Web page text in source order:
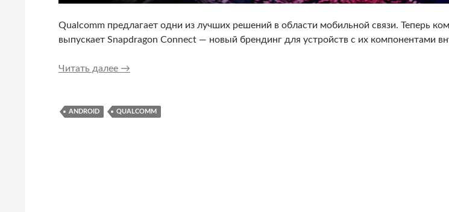
Qualcomm предлагает одни из лучших решений в области мобильной связи. Теперь
выпускает Snapdragon Connect — новый брендинг для устройств с их компонентами
Читать далее Qualcomm запускает бренд Snapdragon Connect
→
ANDROID QUALCOMM